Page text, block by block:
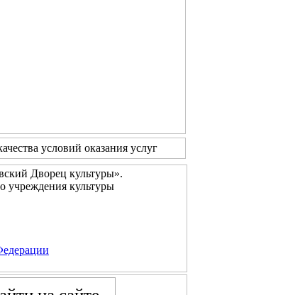
условий оказания услуг
Дворец культуры».
учреждения культуры